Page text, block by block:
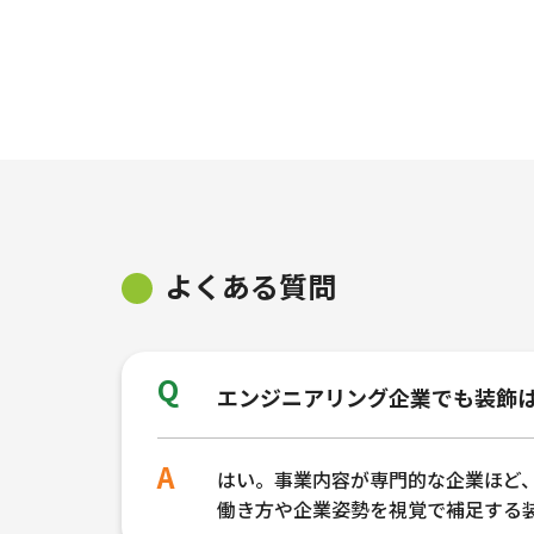
よくある質問
エンジニアリング企業でも装飾
はい。事業内容が専門的な企業ほど、
働き方や企業姿勢を視覚で補足する